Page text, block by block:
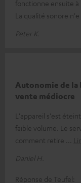
fonctionne ensuite à
La qualité sonore n'e
Peter K.
Autonomie de la
vente médiocre
L'appareil s'est
faible volume. Le
comment retire
Daniel H.
Réponse de Teufel: